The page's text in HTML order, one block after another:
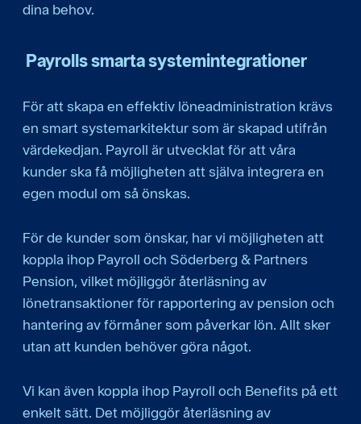
dina behov.
Payrolls smarta systemintegrationer
För att skapa en effektiv löneadministration krävs
en smart systemarkitektur som är skapad utifrån
värdekedjan. Payroll är utvecklat för att våra
kunder ska få möjligheten att själva integrera en
egen modul om så önskas.
För de kunder som önskar, har vi möjligheten att
koppla ihop Payroll och Söderberg & Partners
Pension, vilket möjliggör återläsning av
lönetransaktioner för rapportering av pension och
hantering av förmåner som påverkar lön. Allt sker
utan att kunden behöver göra något.
Vi kan även koppla ihop Payroll och Benefits på ett
enkelt sätt. Det möjliggör återläsning av